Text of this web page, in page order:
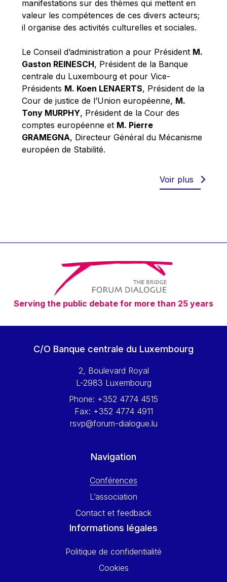
Paolo Mengozzi
Paschal Donohoe
Pat Cox
Patrizia Nanz
Philippe Maystadt
Pierre Gramegna
Richard Pelly
Robert Goebbels
Robert REYNDERS
Timothy Radcliffe
Vaclav Klaus
Vassilios Skouris
Vítor Manuel da Silva Caldeira
Viviane Reding
Walter Hagg
Wolfgang Ketterle
Yossi Beillin
Yves FRANCHET
manifestations sur des thèmes qui mettent en
valeur les compétences de ces divers acteurs;
il organise des activités culturelles et sociales.
Le Conseil d’administration a pour Président M.
Gaston REINESCH, Président de la Banque
centrale du Luxembourg et pour Vice-
Présidents M. Koen LENAERTS, Président de la
Cour de justice de l’Union européenne, M.
Tony MURPHY, Président de la Cour des
comptes européenne et M. Pierre
GRAMEGNA, Directeur Général du Mécanisme
européen de Stabilité.
Voir plus
Serving the public debate for more than 25 years
C/O Banque centrale du Luxembourg
2, Boulevard Royal
L-2983 Luxembourg
Phone: +352 4774 4515
Fax: +352 4774 4911
rsvp@forum-dialogue.lu
Navigation
Conférences
L’association
Contact et feedback
Informations légales
Politique de confidentialité
Cookies